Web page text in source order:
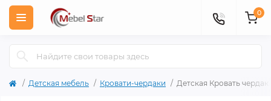
0
Детская мебель Кровати-чердаки Детская Кровать